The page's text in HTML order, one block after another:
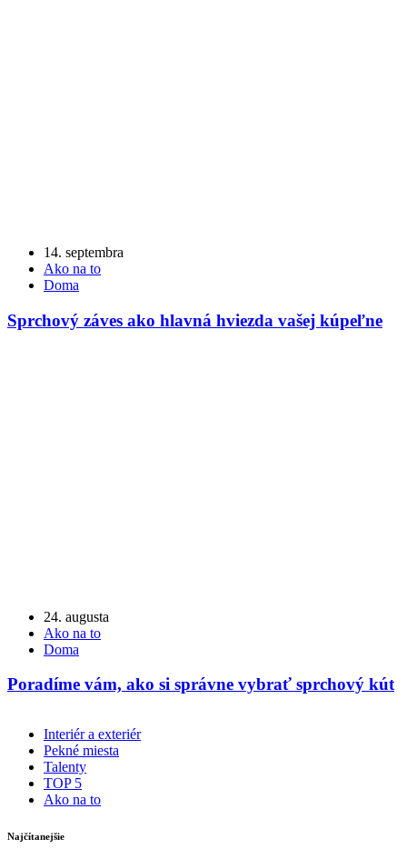
14. septembra
Ako na to
Doma
Sprchový záves ako hlavná hviezda vašej kúpeľne
24. augusta
Ako na to
Doma
Poradíme vám, ako si správne vybrať sprchový kút
Interiér a exteriér
Pekné miesta
Talenty
TOP 5
Ako na to
Najčítanejšie